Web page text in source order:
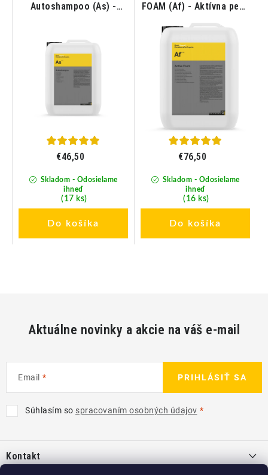
Autoshampoo (As) -
Skladom - Odosielame
ihneď
(17 ks)
€46,50
Do košíka
FOAM (Af) - Aktívna pena
Skladom - Odosielame
ihneď
(16 ks)
€76,50
Do košíka
Aktuálne novinky a akcie na váš e-mail
Email
Súhlasím so spracovaním osobných údajov
PRIHLÁSIŤ SA
pKontakt